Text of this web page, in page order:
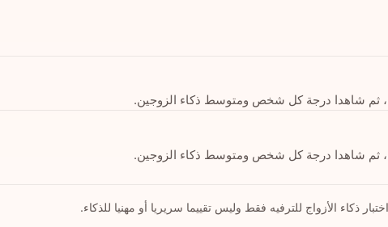
ثم شاهدا درجة كل شخص ومتوسط ذكاء الزوجين.
ثم شاهدا درجة كل شخص ومتوسط ذكاء الزوجين.